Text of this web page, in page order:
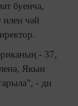
буенча,
чәй
- 37,
Якын
- ди